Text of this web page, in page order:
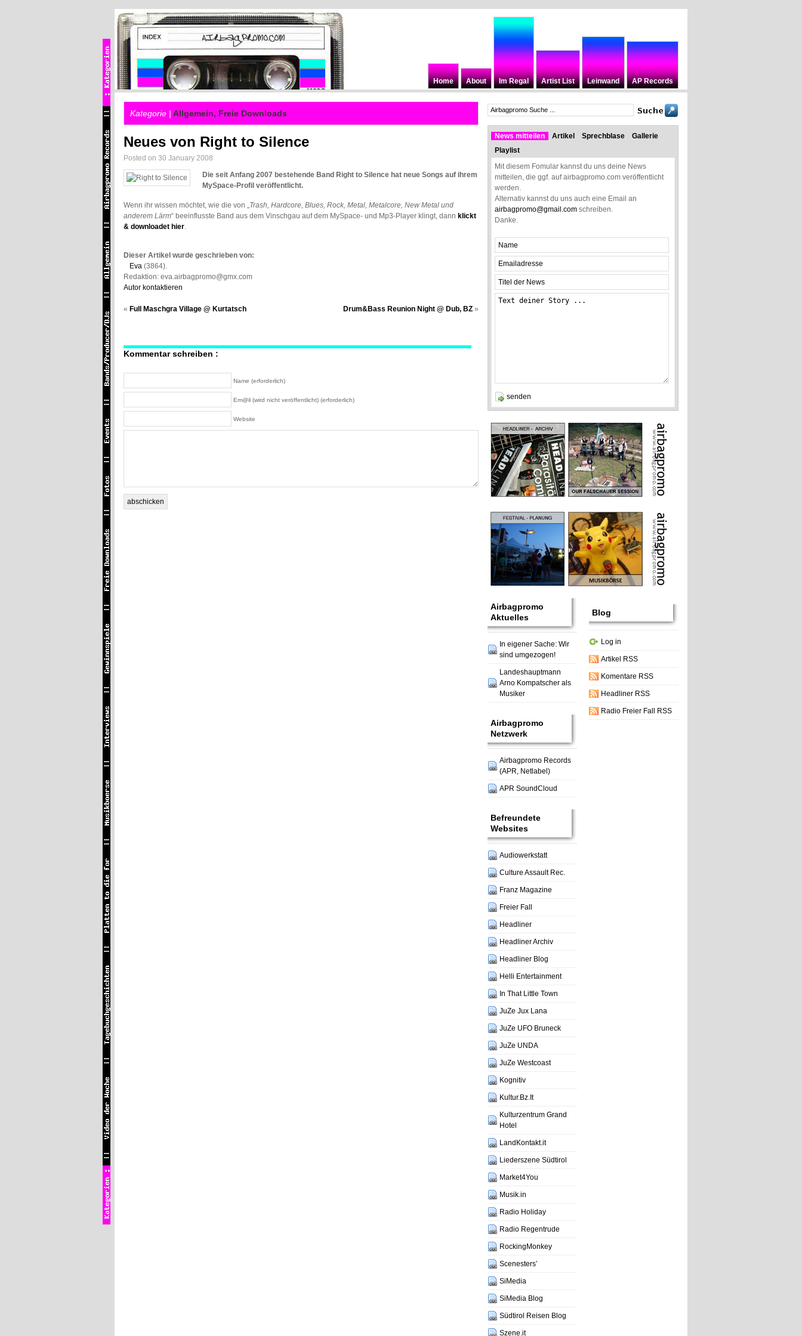
Home About Im Regal Artist List Leinwand AP Records
Kategorie | Allgemein, Freie Downloads
Neues von Right to Silence
Posted on 30 January 2008
Die seit Anfang 2007 bestehende Band Right to Silence hat neue Songs auf ihrem
MySpace-Profil veröffentlicht.
Wenn ihr wissen möchtet, wie die von „Trash, Hardcore, Blues, Rock, Metal, Metalcore, New Metal und
anderem Lärm“ beeinflusste Band aus dem Vinschgau auf dem MySpace- und Mp3-Player klingt, dann klickt
& downloadet hier.
Dieser Artikel wurde geschrieben von:
Eva (3864).
Redaktion: eva.airbagpromo@gmx.com
Autor kontaktieren
« Full Maschgra Village @ Kurtatsch Drum&Bass Reunion Night @ Dub, BZ »
Kommentar schreiben :
Name (erforderlich)
Em@il (wird nicht veröffentlicht) (erforderlich)
Website
News mitteilen Artikel Sprechblase
Gallerie
Playlist
Mit diesem Fomular kannst du uns deine News
mitteilen, die ggf. auf airbagpromo.com veröffentlicht
werden.
Alternativ kannst du uns auch eine Email an
airbagpromo@gmail.com schreiben.
Danke.
Airbagpromo
Aktuelles
In eigener Sache: Wir
sind umgezogen!
Landeshauptmann
Arno Kompatscher als
Musiker
Airbagpromo
Netzwerk
Airbagpromo Records
(APR, Netlabel)
APR SoundCloud
Befreundete
Websites
Audiowerkstatt
Culture Assault Rec.
Franz Magazine
Freier Fall
Headliner
Headliner Archiv
Headliner Blog
Helli Entertainment
In That Little Town
JuZe Jux Lana
JuZe UFO Bruneck
JuZe UNDA
JuZe Westcoast
Kognitiv
Kultur.Bz.It
Kulturzentrum Grand
Hotel
LandKontakt.it
Liederszene Südtirol
Market4You
Musik.in
Radio Holiday
Radio Regentrude
RockingMonkey
Scenesters’
SiMedia
SiMedia Blog
Südtirol Reisen Blog
Szene.it
Blog
Log in
Artikel RSS
Komentare RSS
Headliner RSS
Radio Freier Fall RSS